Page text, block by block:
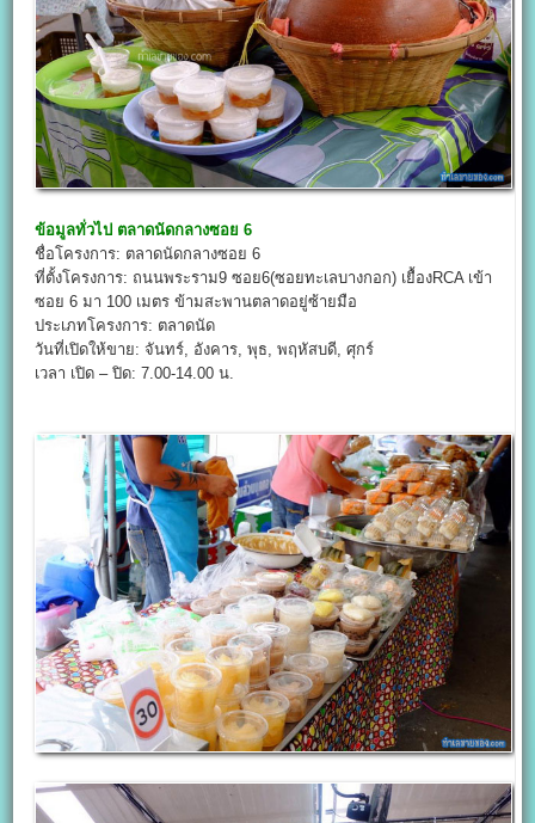
ข้อมูลทั่วไป ตลาดนัดกลางซอย 6
ชื่อโครงการ: ตลาดนัดกลางซอย 6
ที่ตั้งโครงการ: ถนนพระราม9 ซอย6(ซอยทะเลบางกอก) เยื้องRCA เข้า
ซอย 6 มา 100 เมตร ข้ามสะพานตลาดอยู่ซ้ายมือ
ประเภทโครงการ: ตลาดนัด
วันที่เปิดให้ขาย: จันทร์, อังคาร, พุธ, พฤหัสบดี, ศุกร์
เวลา เปิด – ปิด: 7.00-14.00 น.